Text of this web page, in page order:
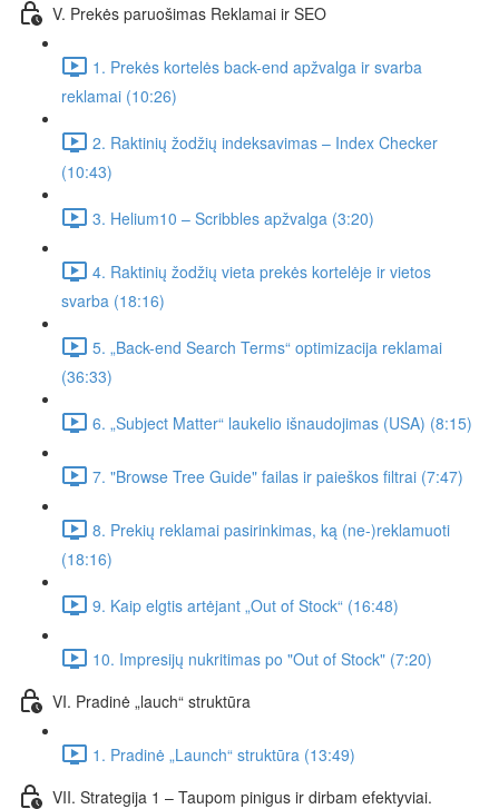
V. Prekės paruošimas Reklamai ir SEO
1. Prekės kortelės back-end apžvalga ir svarba
reklamai (10:26)
2. Raktinių žodžių indeksavimas – Index Checker
(10:43)
3. Helium10 – Scribbles apžvalga (3:20)
4. Raktinių žodžių vieta prekės kortelėje ir vietos
svarba (18:16)
5. „Back-end Search Terms“ optimizacija reklamai
(36:33)
6. „Subject Matter“ laukelio išnaudojimas (USA) (8:15)
7. "Browse Tree Guide" failas ir paieškos filtrai (7:47)
8. Prekių reklamai pasirinkimas, ką (ne-)reklamuoti
(18:16)
9. Kaip elgtis artėjant „Out of Stock“ (16:48)
10. Impresijų nukritimas po "Out of Stock" (7:20)
VI. Pradinė „lauch“ struktūra
1. Pradinė „Launch“ struktūra (13:49)
VII. Strategija 1 – Taupom pinigus ir dirbam efektyviai.